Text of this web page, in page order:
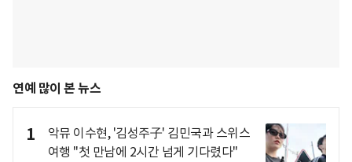
연예 많이 본 뉴스
1
악뮤 이수현, '김성주子' 김민국과 스위스
여행 "첫 만남에 2시간 넘게 기다렸다"